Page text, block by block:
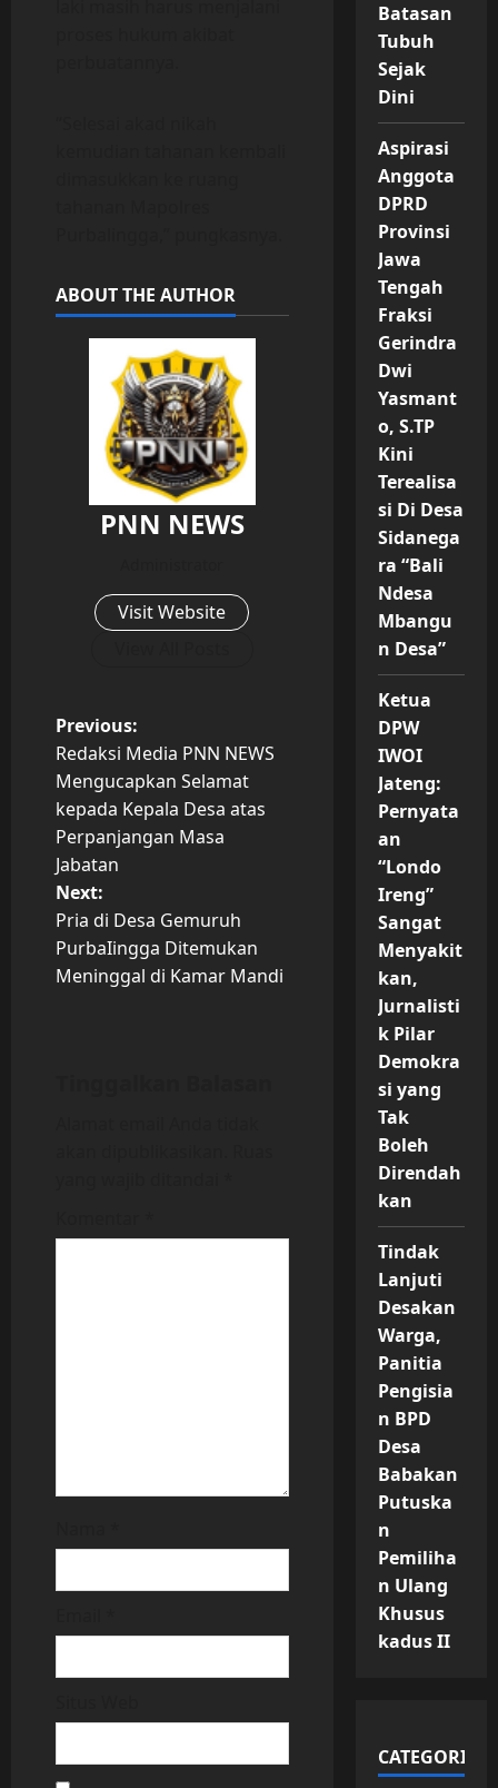
ABOUT THE AUTHOR
PNN NEWS
Visit Website
P
o
s
t
n
a
i
Previous:
Redaksi Media PNN NEWS
Mengucapkan Selamat
kepada Kepala Desa atas
Perpanjangan Masa
Jabatan
Next:
Pria di Desa Gemuruh
PurbaIingga Ditemukan
Meninggal di Kamar Mandi
Batasan
Tubuh
Sejak
Dini
Aspirasi
Anggota
DPRD
Provinsi
Jawa
Tengah
Fraksi
Gerindra
Dwi
Yasmant
o, S.TP
Kini
Terealisa
si Di Desa
Sidanega
ra “Bali
Ndesa
Mbangu
n Desa”
Ketua
DPW
IWOI
Jateng:
Pernyata
an
“Londo
Ireng”
Sangat
Menyakit
kan,
Jurnalisti
k Pilar
Demokra
si yang
Tak
Boleh
Direndah
kan
Tindak
Lanjuti
Desakan
Warga,
Panitia
Pengisia
n BPD
Desa
Babakan
Putuska
n
Pemiliha
n Ulang
Khusus
kadus II
CATEGORIES